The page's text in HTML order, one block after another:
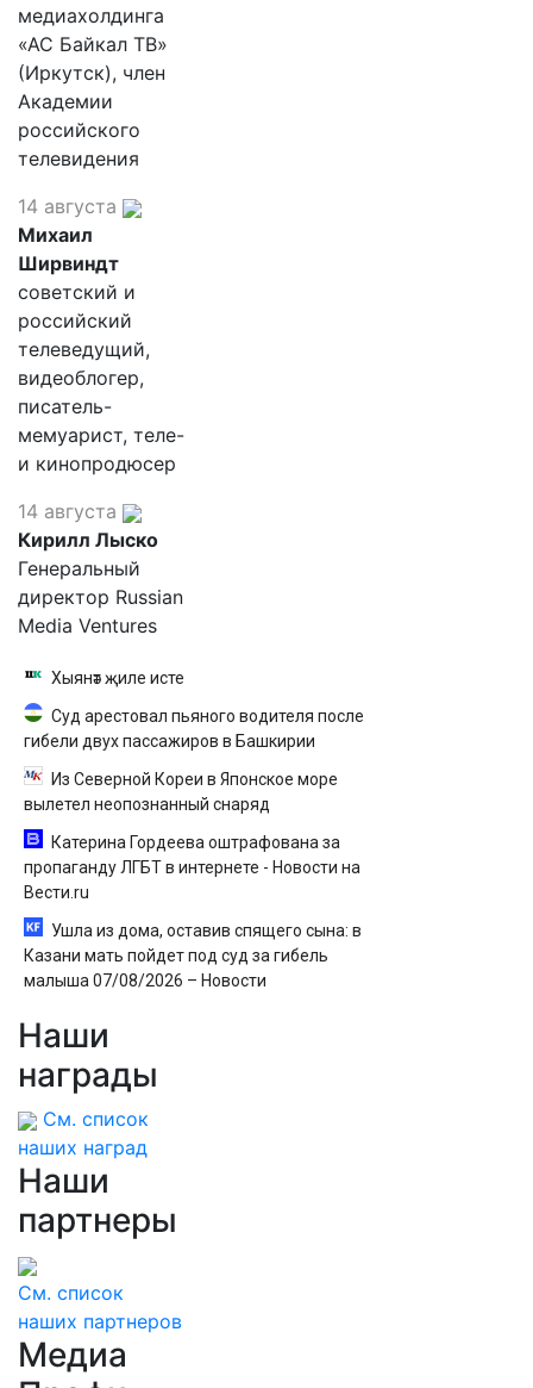
медиахолдинга
«АС Байкал ТВ»
(Иркутск), член
Академии
российского
телевидения
14 августа
Михаил
Ширвиндт
советский и
российский
телеведущий,
видеоблогер,
писатель-
мемуарист, теле-
и кинопродюсер
14 августа
Кирилл Лыско
Генеральный
директор Russian
Media Ventures
Хыянәт җиле исте
Суд арестовал пьяного водителя после
гибели двух пассажиров в Башкирии
Из Северной Кореи в Японское море
вылетел неопознанный снаряд
Катерина Гордеева оштрафована за
пропаганду ЛГБТ в интернете - Новости на
Вести.ru
Ушла из дома, оставив спящего сына: в
Казани мать пойдет под суд за гибель
малыша 07/08/2026 – Новости
Наши
награды
См. список
наших наград
Наши
партнеры
См. список
наших партнеров
Медиа